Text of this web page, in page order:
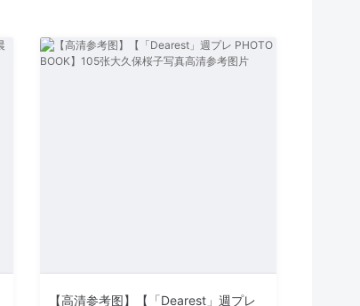
【高清参考图】【「Dearest」週プレ